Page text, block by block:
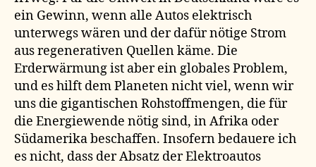
ein Gewinn, wenn alle Autos elektrisch
unterwegs wären und der dafür nötige Strom
aus regenerativen Quellen käme. Die
Erderwärmung ist aber ein globales Problem,
und es hilft dem Planeten nicht viel, wenn wir
uns die gigantischen Rohstoffmengen, die für
die Energiewende nötig sind, in Afrika oder
Südamerika beschaffen. Insofern bedauere ich
es nicht, dass der Absatz der Elektroautos